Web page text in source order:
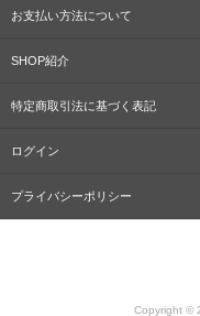
お支払い方法について
SHOP紹介
特定商取引法に基づく表記
ログイン
プライバシーポリシー
Copyright ©